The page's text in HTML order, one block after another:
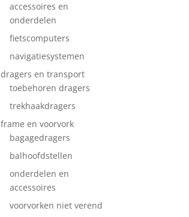
accessoires en
onderdelen
fietscomputers
navigatiesystemen
dragers en transport
toebehoren dragers
trekhaakdragers
frame en voorvork
bagagedragers
balhoofdstellen
onderdelen en
accessoires
voorvorken niet verend